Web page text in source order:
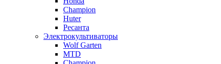
Champion
Huter
Ресанта
Электрокультиваторы
Wolf Garten
MTD